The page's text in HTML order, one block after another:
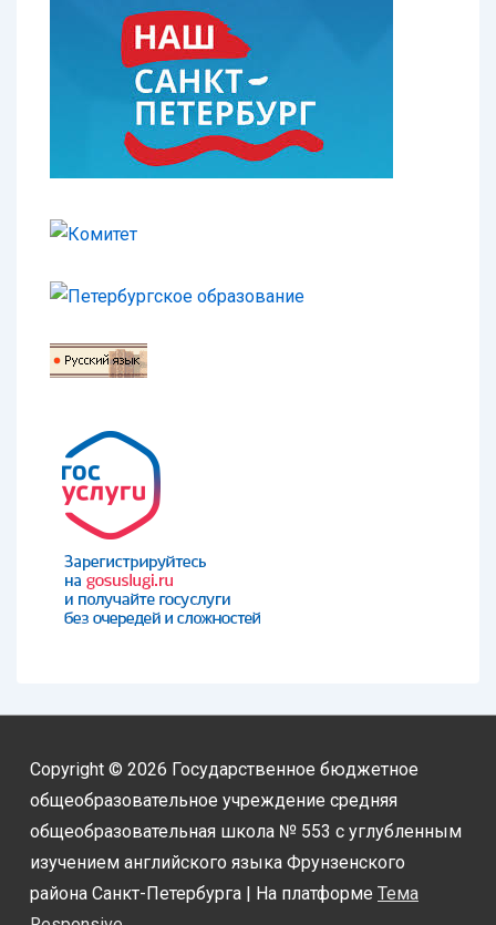
Copyright © 2026 Государственное бюджетное
общеобразовательное учреждение средняя
общеобразовательная школа № 553 с углубленным
изучением английского языка Фрунзенского
района Санкт-Петербурга | На платформе Тема